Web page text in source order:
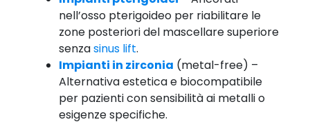
nell’osso pterigoideo per riabilitare le
zone posteriori del mascellare superiore
senzasinus lift.
Impianti in zirconia (metal-free) –
Alternativa estetica e biocompatibile
per pazienti con sensibilità ai metalli o
esigenze specifiche.